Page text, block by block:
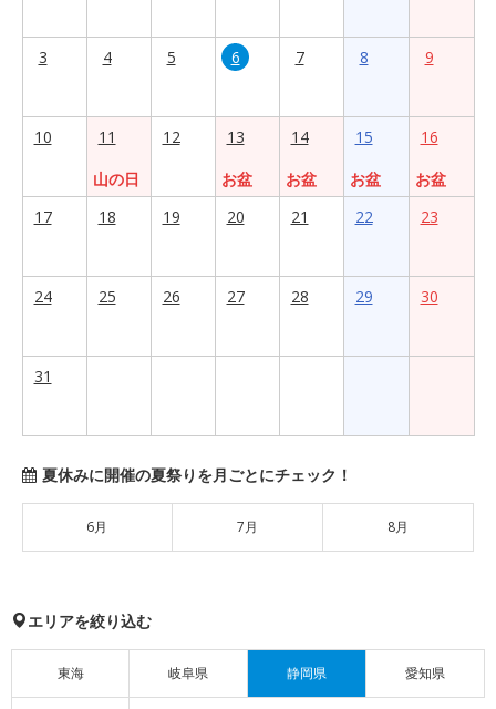
3 4 5 6 7 8 9
10
11
山の日
12
13
お盆
14
お盆
15
お盆
16
お盆
17
18 19 20 21 22 23
24 25 26 27 28 29 30
31
夏休みに開催の夏祭りを月ごとにチェック！
6月 7月 8月
エリアを絞り込む
東海 岐阜県 静岡県 愛知県